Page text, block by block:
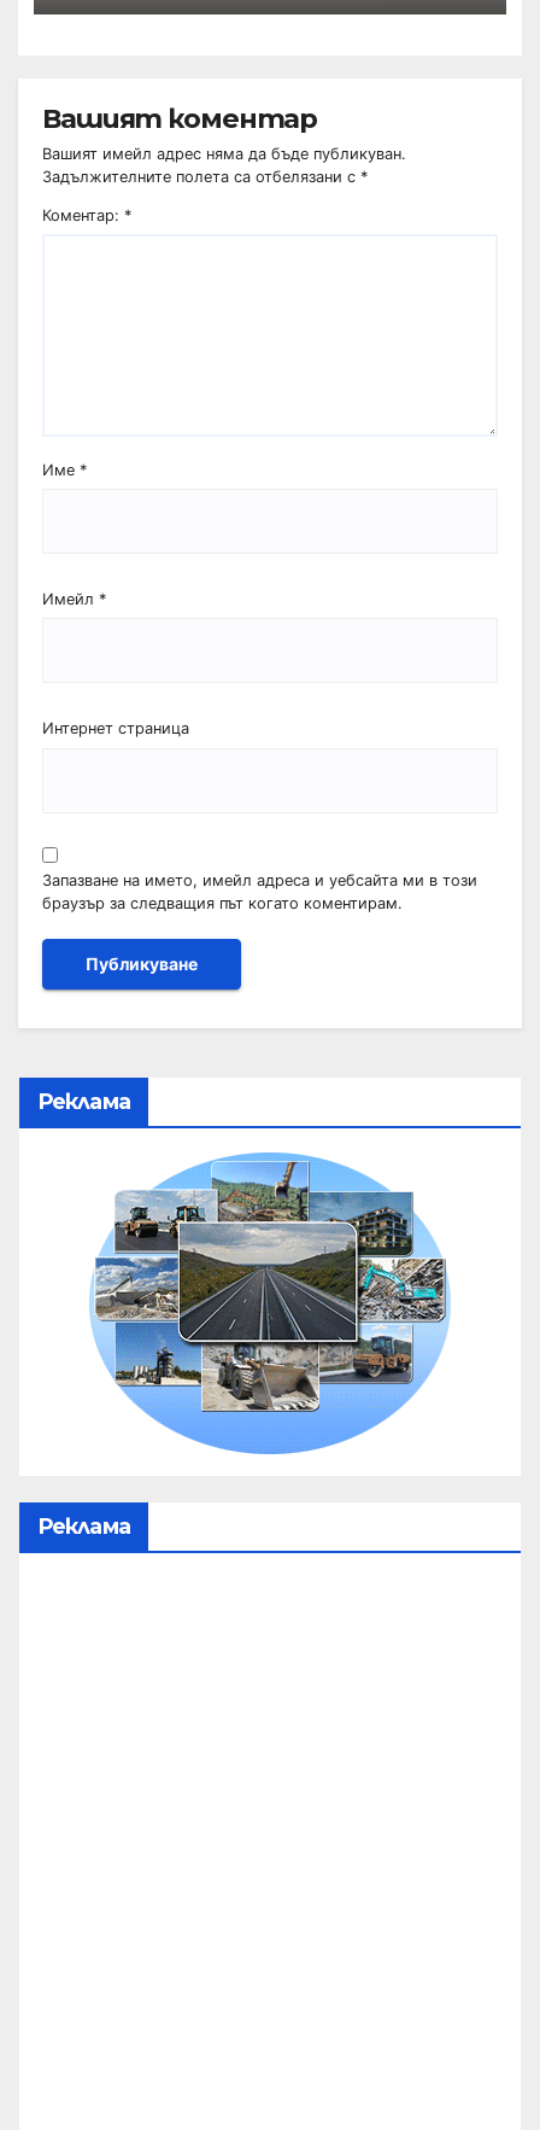
Вашият коментар
Вашият имейл адрес няма да бъде публикуван.
Задължителните полета са отбелязани с *
Коментар: *
Име *
Имейл *
Интернет страница
Запазване на името, имейл адреса и уебсайта ми в този
браузър за следващия път когато коментирам.
Реклама
Реклама